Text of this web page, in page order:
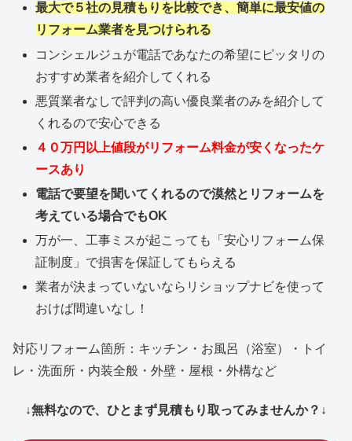
最大で５社の見積もりを比較でき、簡単に最安値の
リフォーム業者を見つけられる
コンシェルジュが電話であなたの希望にピッタリの
おすすめ業者を紹介してくれる
悪質業者なしで評判の高い優良業者のみを紹介して
くれるので安心できる
４０万円以上値段がリフォーム料金が安くなったケ
ースあり
電話で要望を聞いてくれるので漠然とリフォームを
考えている場合でもOK
万が一、工事ミスが起こっても「安心リフォーム保
証制度」で損害を保証してもらえる
業者が決まっていないならリショップナビを使って
おけば間違いなし！
対応リフォーム箇所：キッチン・お風呂（浴室）・トイ
レ・洗面所・内装全般・外壁・屋根・外構など
↓無料なので、ひとまず見積もり取ってみませんか？↓